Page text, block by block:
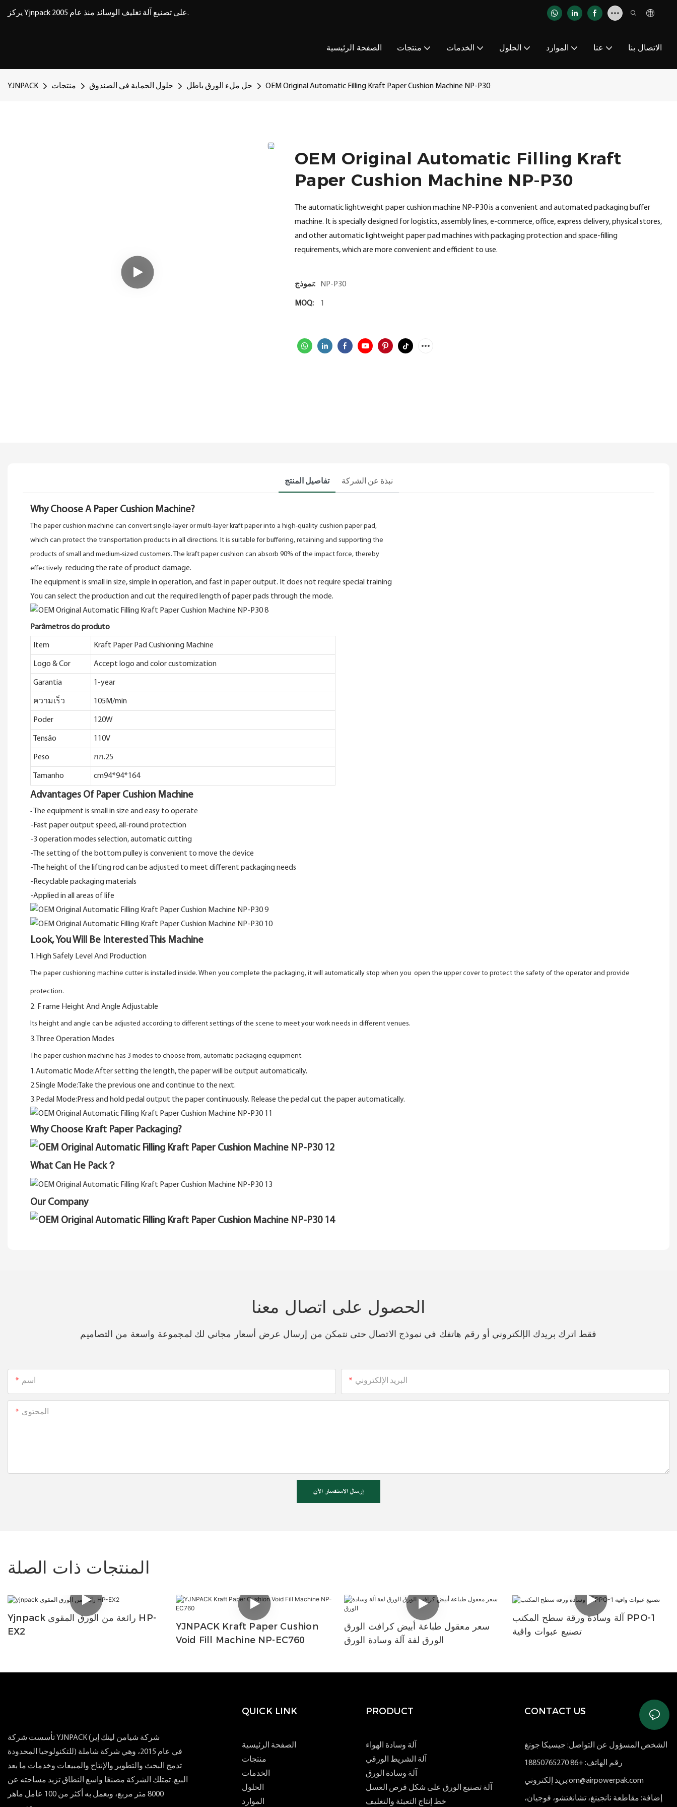
يركز Yjnpack على تصنيع آلة تغليف الوسائد منذ عام 2005.
الصفحة الرئيسية منتجات الخدمات الحلول الموارد عنا الاتصال بنا
YJNPACK منتجات حلول الحماية في الصندوق حل ملء الورق باطل OEM Original Automatic Filling Kraft Paper Cushion Machine NP-P30
OEM Original Automatic Filling Kraft
Paper Cushion Machine NP-P30
The automatic lightweight paper cushion machine NP-P30 is a convenient and automated packaging buffer
machine. It is specially designed for logistics, assembly lines, e-commerce, office, express delivery, physical stores,
and other automatic lightweight paper pad machines with packaging protection and space-filling
requirements, which are more convenient and efficient to use.
نموذج: NP-P30
MOQ: 1
تفاصيل المنتج نبذة عن الشركة
Why Choose A Paper Cushion Machine?
The paper cushion machine can convert single-layer or multi-layer kraft paper into a high-quality cushion paper pad,
which can protect the transportation products in all directions. It is suitable for buffering, retaining and supporting the
products of small and medium-sized customers. The kraft paper cushion can absorb 90% of the impact force, thereby
effectively reducing the rate of product damage.
The equipment is small in size, simple in operation, and fast in paper output. It does not require special training
You can select the production and cut the required length of paper pads through the mode.
Parâmetros do produto
Item Kraft Paper Pad Cushioning Machine
Logo & Cor Accept logo and color customization
Garantia 1-year
ความเร็ว 105M/min
Poder 120W
Tensão 110V
Peso กก.25
Tamanho cm94*94*164
Advantages Of Paper Cushion Machine
- The equipment is small in size and easy to operate
-Fast paper output speed, all-round protection
-3 operation modes selection, automatic cutting
-The setting of the bottom pulley is convenient to move the device
-The height of the lifting rod can be adjusted to meet different packaging needs
-Recyclable packaging materials
-Applied in all areas of life
Look, You Will Be Interested This Machine
1.High Safely Level And Production
The paper cushioning machine cutter is installed inside. When you complete the packaging, it will automatically stop when you open the upper cover to protect the safety of the operator and provide
protection.
2. Frame Height And Angle Adjustable
Its height and angle can be adjusted according to different settings of the scene to meet your work needs in different venues.
3.Three Operation Modes
The paper cushion machine has 3 modes to choose from, automatic packaging equipment.
1.Automatic Mode:After setting the length, the paper will be output automatically.
2.Single Mode:Take the previous one and continue to the next.
3.Pedal Mode:Press and hold pedal output the paper continuously. Release the pedal cut the paper automatically.
Why Choose Kraft Paper Packaging?
What Can He Pack？
Our Company
الحصول على اتصال معنا
فقط اترك بريدك الإلكتروني أو رقم هاتفك في نموذج الاتصال حتى نتمكن من إرسال عرض أسعار مجاني لك لمجموعة واسعة من التصاميم
اسم البريد الإلكتروني
المحتوى
إرسال الاستفسار الآن
المنتجات ذات الصلة
Yjnpack رائعة من الورق المقوى HP-
EX2
YJNPACK Kraft Paper Cushion
Void Fill Machine NP-EC760
سعر معقول طباعة أبيض كرافت الورق
الورق لفة آلة وسادة الورق
آلة وسادة ورقة سطح المكتب PPO-1
تصنيع عبوات واقية
تأسست شركة YJNPACK (شركة شيامن لينك إير
للتكنولوجيا المحدودة) في عام 2015، وهي شركة شاملة
تدمج البحث والتطوير والإنتاج والمبيعات وخدمات ما بعد
البيع. تمتلك الشركة مصنعًا واسع النطاق تزيد مساحته عن
8000 متر مربع، ويعمل به أكثر من 100 عامل ماهر
QUICK LINK
الصفحة الرئيسية
منتجات
الخدمات
الحلول
الموارد
PRODUCT
آلة وسادة الهواء
آلة الشريط الورقي
آلة وسادة الورق
آلة تصنيع الورق على شكل قرص العسل
خط إنتاج التعبئة والتغليف
CONTACT US
الشخص المسؤول عن التواصل: جيسيكا جونغ
رقم الهاتف: +86 18850765270
بريد إلكتروني:om@airpowerpak.com
إضافة: مقاطعة نانجينغ، تشانغتشو، فوجيان،